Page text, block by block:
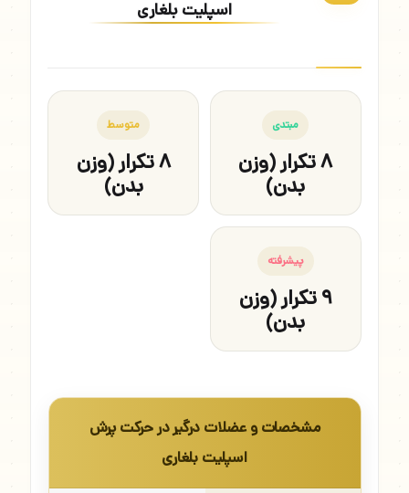
اسپلیت بلغاری
مبتدی
۸ تکرار (وزن
بدن)
متوسط
۸ تکرار (وزن
بدن)
پیشرفته
۹ تکرار (وزن
بدن)
مشخصات و عضلات درگیر در حرکت پرش
اسپلیت بلغاری